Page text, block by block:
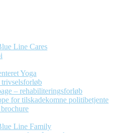
Line Cares
Yoga
– rehabiliteringsforløb
for tilskadekomne politibetjente
Line Family